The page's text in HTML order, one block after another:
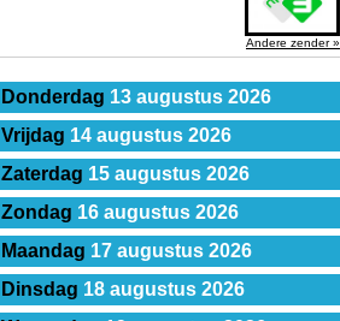
Andere zender »
Donderdag 13 augustus 2026
Vrijdag 14 augustus 2026
Zaterdag 15 augustus 2026
Zondag 16 augustus 2026
Maandag 17 augustus 2026
Dinsdag 18 augustus 2026